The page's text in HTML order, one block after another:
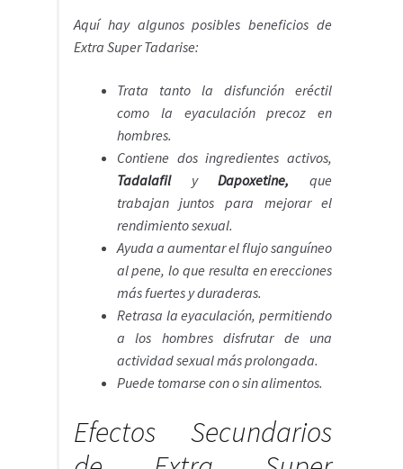
Aquí hay algunos posibles beneficios de
Extra Super Tadarise:
Trata tanto la disfunción eréctil
como la eyaculación precoz en
hombres.
Contiene dos ingredientes activos,
Tadalafil
yDapoxetine, que
trabajan juntos para mejorar el
rendimiento sexual.
Ayuda a aumentar el flujo sanguíneo
al pene, lo que resulta en erecciones
más fuertes y duraderas.
Retrasa la eyaculación, permitiendo
a los hombres disfrutar de una
actividad sexual más prolongada.
Puede tomarse con o sin alimentos.
Efectos Secundarios